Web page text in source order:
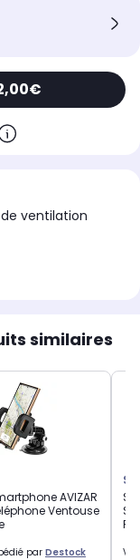
ventilation
similaires
AVIZAR
Ventouse
par Destock